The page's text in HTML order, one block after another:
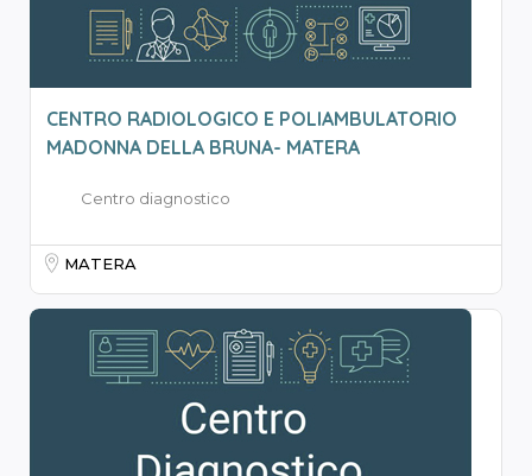
CENTRO RADIOLOGICO E POLIAMBULATORIO
MADONNA DELLA BRUNA- MATERA
Centro diagnostico
MATERA